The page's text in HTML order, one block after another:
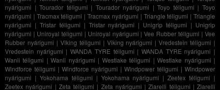
nyárigumi |Tourador téligumi | Tourador nyárigumi |Toyo téligumi |Toyo
nyárigumi | Tracmax téligumi |Tracmax nyárigumi | Triangle téligumi |Triangle
nyárigumi | Tristar téligumi | Tristar nyárigumi | Unigrip téligumi | Unigrip
nyárigumi | Uniroyal téligumi | Uniroyal nyárigumi |Vee Rubber téligumi |Vee
Rubber nyárigumi | Viking téligumi | Viking nyárigumi |Vredestein téligumi |
Vredestein nyárigumi |WANDA TYRE téligumi | WANDA TYRE nyárigumi |
Wanli téligumi |Wanli nyárigumi | Westlake téligumi |Westlake nyárigumi |
Windforce téligumi | Windforce nyárigumi | Windpower téligumi | Windpower
nyárigumi | Yokohama téligumi | Yokohama nyárigumi |Zeetex téligumi |
Zeetex nyárigumi | Zeta téligumi | Zeta nyárigumi |Ziarelli téligumi | Ziarelli